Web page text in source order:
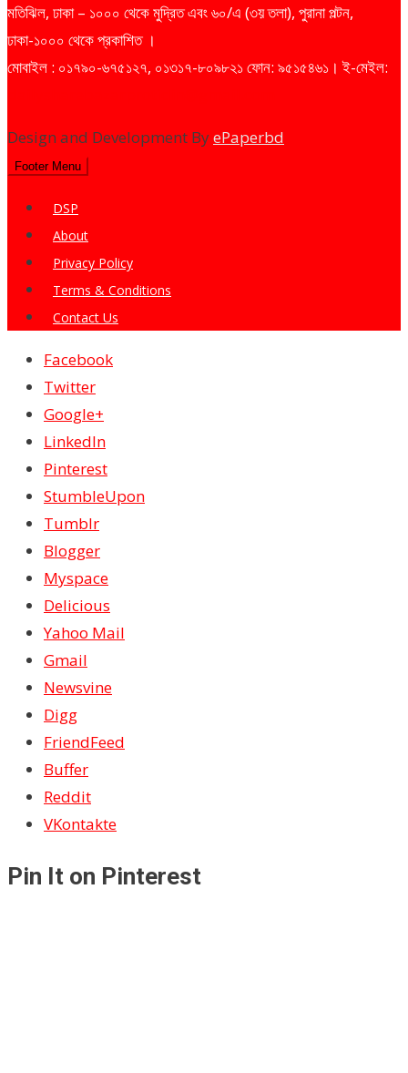
মতিঝিল, ঢাকা – ১০০০ থেকে মুদ্রিত এবং ৬০/এ (৩য় তলা), পুরানা পল্টন,
ঢাকা-১০০০ থেকে প্রকাশিত ।
মোবাইল : ০১৭৯০-৬৭৫১২৭, ০১৩১৭-৮০৯৮২১ ফোন: ৯৫১৫৪৬১। ই-মেইল:
Design and Development ByePaperbd
Footer Menu
DSP
About
Privacy Policy
Terms & Conditions
Contact Us
Facebook
Twitter
Google+
LinkedIn
Pinterest
StumbleUpon
Tumblr
Blogger
Myspace
Delicious
Yahoo Mail
Gmail
Newsvine
Digg
FriendFeed
Buffer
Reddit
VKontakte
Pin It on Pinterest